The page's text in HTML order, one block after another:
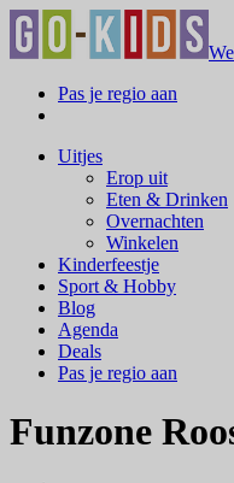
Pas je regio aan
Uitjes
Erop uit
Eten & Drinken
Overnachten
Winkelen
Kinderfeestje
Sport & Hobby
Blog
Agenda
Deals
Pas je regio aan
Funzone